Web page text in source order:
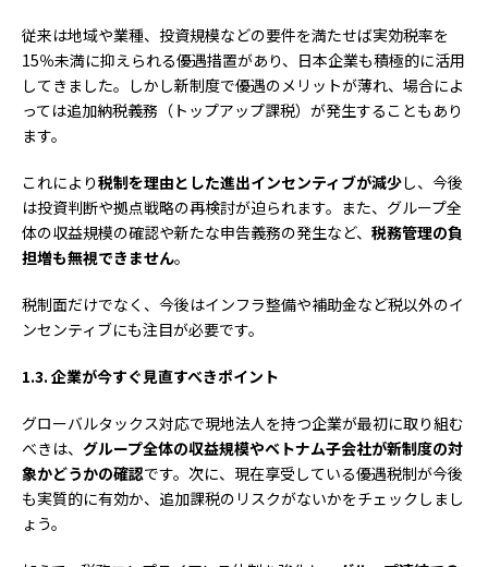
従来は地域や業種、投資規模などの要件を満たせば実効税率を
15％未満に抑えられる優遇措置があり、日本企業も積極的に活用
してきました。しかし新制度で優遇のメリットが薄れ、場合によ
っては追加納税義務（トップアップ課税）が発生することもあり
ます。
これにより税制を理由とした進出インセンティブが減少し、今後
は投資判断や拠点戦略の再検討が迫られます。また、グループ全
体の収益規模の確認や新たな申告義務の発生など、 税務管理の負
担増も無視できません。
税制面だけでなく、今後はインフラ整備や補助金など税以外のイ
ンセンティブにも注目が必要です。
1.3. 企業が今すぐ見直すべきポイント
グローバルタックス対応で現地法人を持つ企業が最初に取り組む
べきは、 グループ全体の収益規模やベトナム子会社が新制度の対
象かどうかの確認です。次に、現在享受している優遇税制が今後
も実質的に有効か、追加課税のリスクがないかをチェックしまし
ょう。